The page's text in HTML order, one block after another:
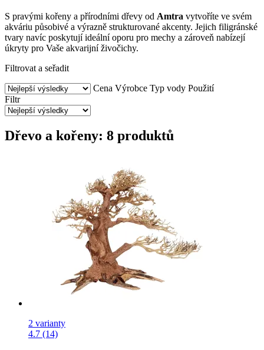
S pravými kořeny a přírodními dřevy od Amtra vytvoříte ve svém
akváriu působivé a výrazně strukturované akcenty. Jejich filigránské
tvary navíc poskytují ideální oporu pro mechy a zároveň nabízejí
úkryty pro Vaše akvarijní živočichy.
Filtrovat a seřadit
Cena Výrobce Typ vody Použití
Filtr
Dřevo a kořeny: 8 produktů
2 varianty
4.7 (14)